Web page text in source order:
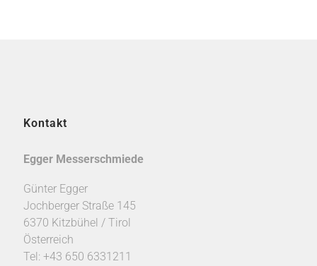
Kontakt
Egger Messerschmiede
Günter Egger
Jochberger Straße 145
6370 Kitzbühel / Tirol
Österreich
Tel: +43 650 6331211